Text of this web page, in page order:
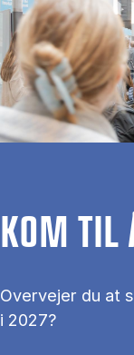
KOM TIL
Overvejer du at
i 2027?